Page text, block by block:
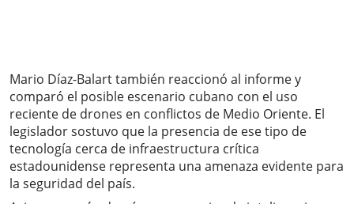
Mario Díaz-Balart también reaccionó al informe y
comparó el posible escenario cubano con el uso
reciente de drones en conflictos de Medio Oriente. El
legislador sostuvo que la presencia de ese tipo de
tecnología cerca de infraestructura crítica
estadounidense representa una amenaza evidente para
la seguridad del país.